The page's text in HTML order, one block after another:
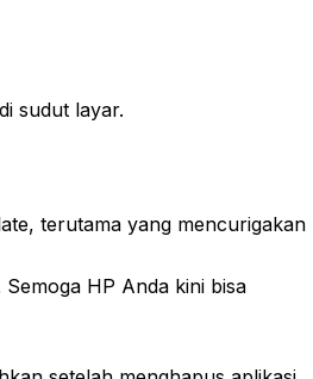
sudut layar.
terutama yang mencurigakan
HP Anda kini bisa